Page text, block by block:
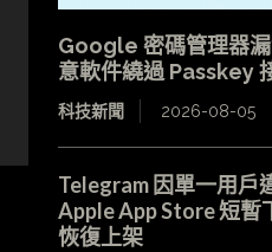
Google 密碼管理器
意軟件繞過 Passkey
科技新聞 2026-08-05
Telegram 因單一用戶
Apple App Store 短暫
恢復上架